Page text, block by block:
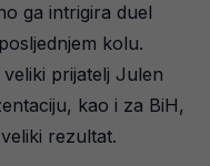
ga intrigira duel
kolu.
prijatelj Julen
kao i za BiH,
rezultat.